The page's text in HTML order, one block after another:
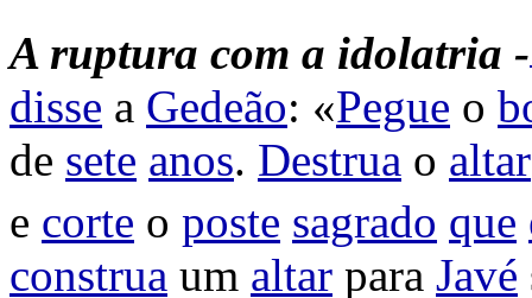
A ruptura com a idolatria -
disse a Gedeão: «Pegue o
de sete anos. Destrua o altar
e corte o poste sagrado que
construa um altar para Javé